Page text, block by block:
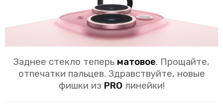
Заднее стекло теперь матовое. Прощайте,
отпечатки пальцев. Здравствуйте, новые
фишки из PRO линейки!